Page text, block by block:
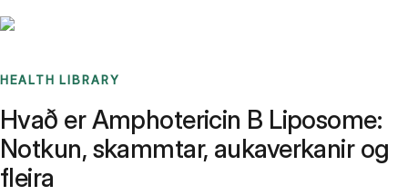
HEALTH LIBRARY
Hvað er Amphotericin B Liposome:
Notkun, skammtar, aukaverkanir og
fleira